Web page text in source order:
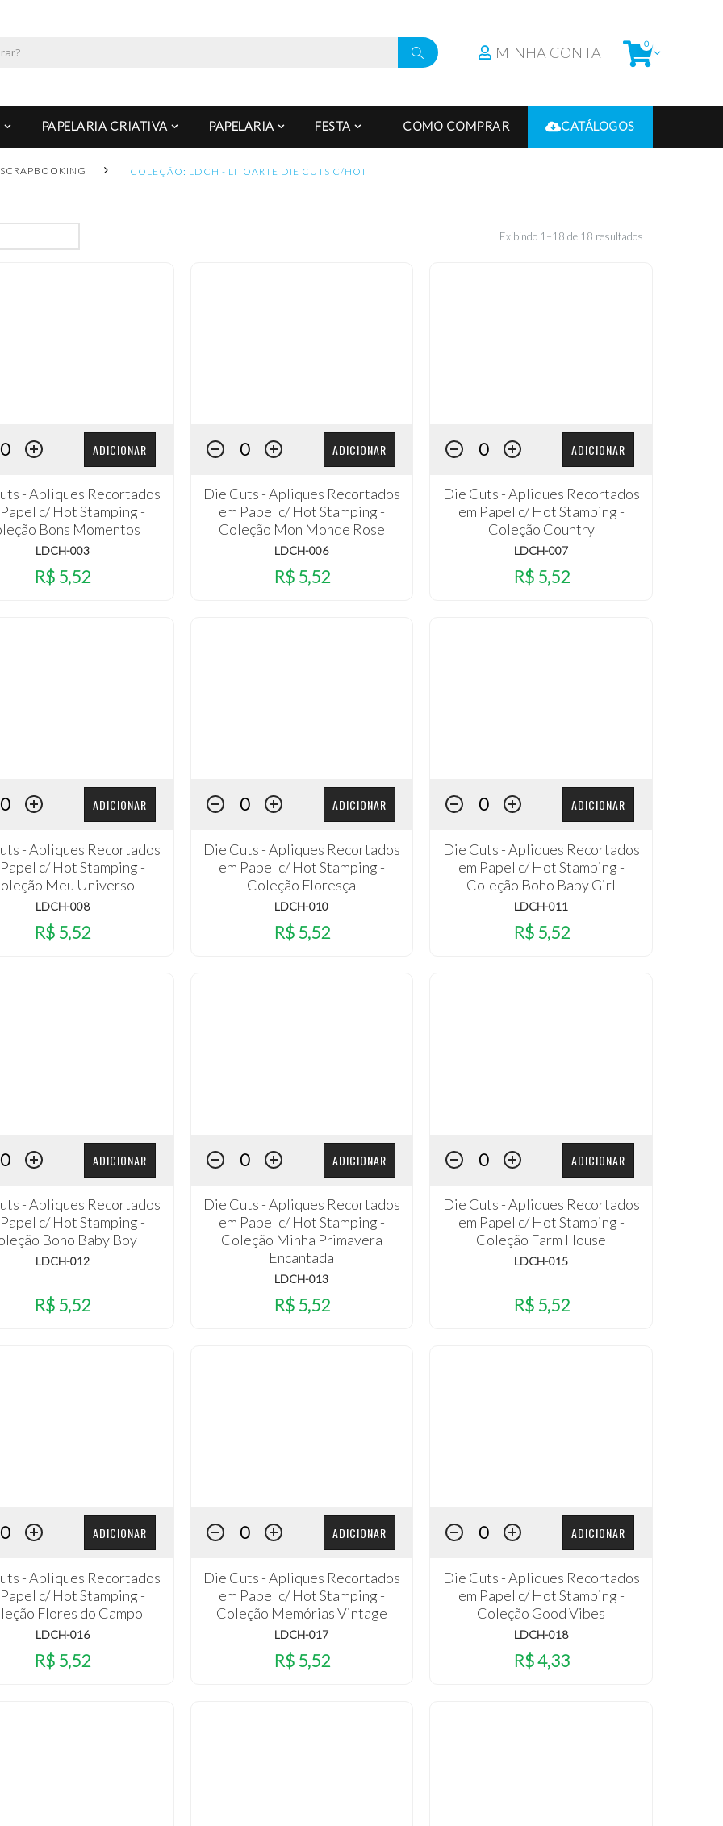
MINHA CONTA 0
PAPELARIA CRIATIVA PAPELARIA FESTA COMO COMPRAR CATÁLOGOS
SCRAPBOOKING COLEÇÃO: LDCH - LITOARTE DIE CUTS C/HOT
Exibindo 1–18 de 18 resultados
ADICIONAR
- Apliques Recortados
c/ Hot Stamping -
Bons Momentos
LDCH-003
R$ 5,52
ADICIONAR
Die Cuts - Apliques Recortados
em Papel c/ Hot Stamping -
Coleção Mon Monde Rose
LDCH-006
R$ 5,52
ADICIONAR
Die Cuts - Apliques Recortados
em Papel c/ Hot Stamping -
Coleção Country
LDCH-007
R$ 5,52
ADICIONAR
- Apliques Recortados
c/ Hot Stamping -
Meu Universo
LDCH-008
R$ 5,52
ADICIONAR
Die Cuts - Apliques Recortados
em Papel c/ Hot Stamping -
Coleção Floresça
LDCH-010
R$ 5,52
ADICIONAR
Die Cuts - Apliques Recortados
em Papel c/ Hot Stamping -
Coleção Boho Baby Girl
LDCH-011
R$ 5,52
ADICIONAR
- Apliques Recortados
c/ Hot Stamping -
Boho Baby Boy
LDCH-012
R$ 5,52
ADICIONAR
Die Cuts - Apliques Recortados
em Papel c/ Hot Stamping -
Coleção Minha Primavera
Encantada
LDCH-013
R$ 5,52
ADICIONAR
Die Cuts - Apliques Recortados
em Papel c/ Hot Stamping -
Coleção Farm House
LDCH-015
R$ 5,52
ADICIONAR
- Apliques Recortados
c/ Hot Stamping -
Flores do Campo
LDCH-016
R$ 5,52
ADICIONAR
Die Cuts - Apliques Recortados
em Papel c/ Hot Stamping -
Coleção Memórias Vintage
LDCH-017
R$ 5,52
ADICIONAR
Die Cuts - Apliques Recortados
em Papel c/ Hot Stamping -
Coleção Good Vibes
LDCH-018
R$ 4,33